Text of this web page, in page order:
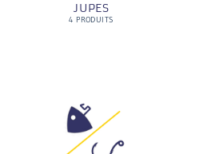
JUPES
4 PRODUITS